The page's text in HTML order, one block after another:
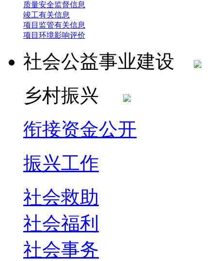
质量安全监督信息
竣工有关信息
项目监管有关信息
项目环境影响评价
社会公益事业建设
乡村振兴
衔接资金公开
振兴工作
社会救助
社会福利
社会事务